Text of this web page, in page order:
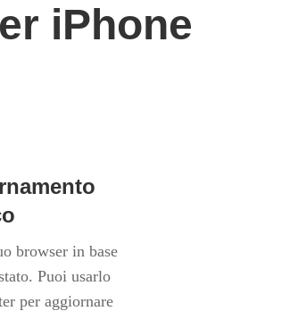
iPhone
browser in base
Puoi usarlo
per aggiornare